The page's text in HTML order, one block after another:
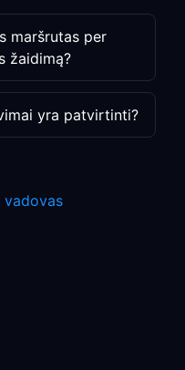
maršrutas per
žaidimą?
yra patvirtinti?
vadovas